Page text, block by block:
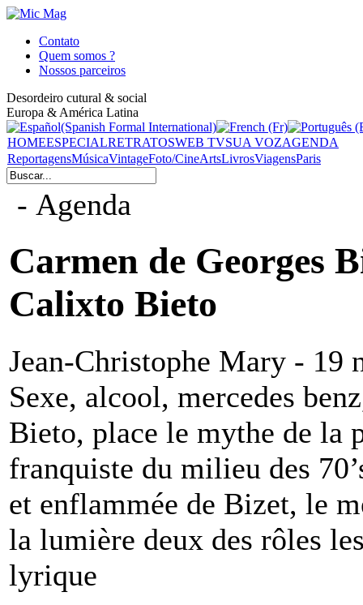
Contato
Quem somos ?
Nossos parceiros
Desordeiro cutural & social
Europa & América Latina
HOMEESPECIALRETRATOSWEB TVSUA VOZAGENDA
ReportagensMúsicaVintageFoto/CineArtsLivrosViagensParis
- Agenda
Carmen de Georges
Calixto Bieto
Jean-Christophe Mary - 19
Sexe, alcool, mercedes
Bieto, place le mythe de la
franquiste du milieu des
et enflammée de Bizet, le
la lumière deux des rôles
lyrique